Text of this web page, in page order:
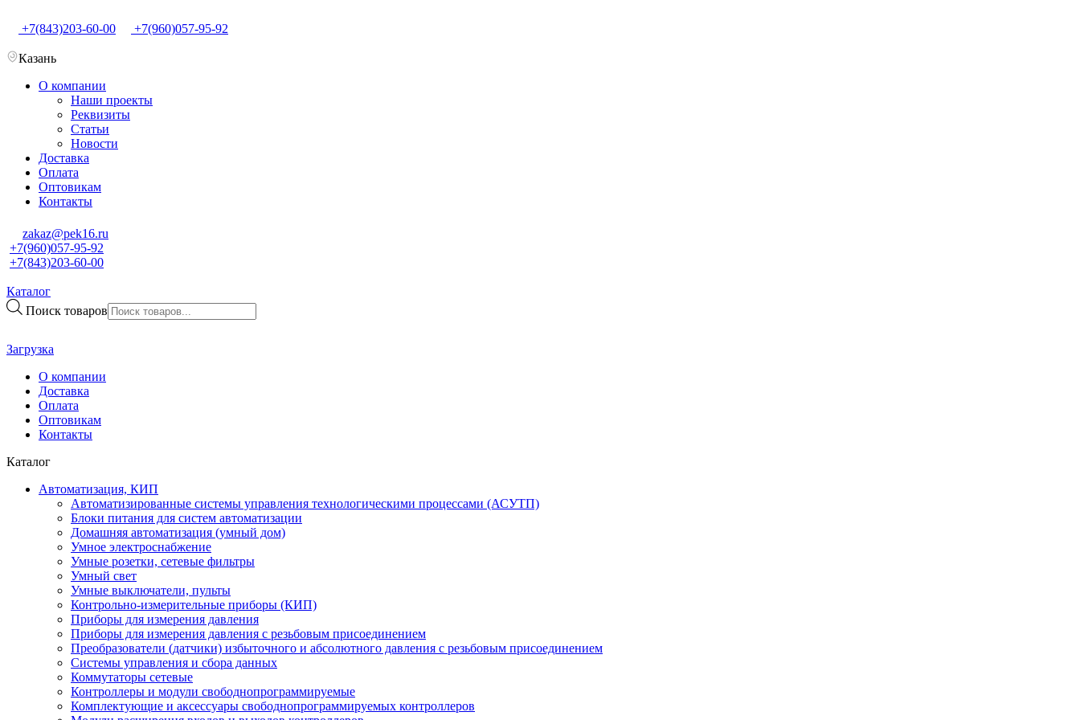
+7(843)203-60-00 +7(960)057-95-92
Казань
О компании
Наши проекты
Реквизиты
Статьи
Новости
Доставка
Оплата
Оптовикам
Контакты
zakaz@pek16.ru
+7(960)057-95-92
+7(843)203-60-00
Каталог
Поиск товаров
Загрузка
О компании
Доставка
Оплата
Оптовикам
Контакты
Каталог
Автоматизация, КИП
Автоматизированные системы управления технологическими процессами (АСУТП)
Блоки питания для систем автоматизации
Домашняя автоматизация (умный дом)
Умное электроснабжение
Умные розетки, сетевые фильтры
Умный свет
Умные выключатели, пульты
Контрольно-измерительные приборы (КИП)
Приборы для измерения давления
Приборы для измерения давления с резьбовым присоединением
Преобразователи (датчики) избыточного и абсолютного давления с резьбовым присоединением
Системы управления и сбора данных
Коммутаторы сетевые
Контроллеры и модули свободнопрограммируемые
Комплектующие и аксессуары свободнопрограммируемых контроллеров